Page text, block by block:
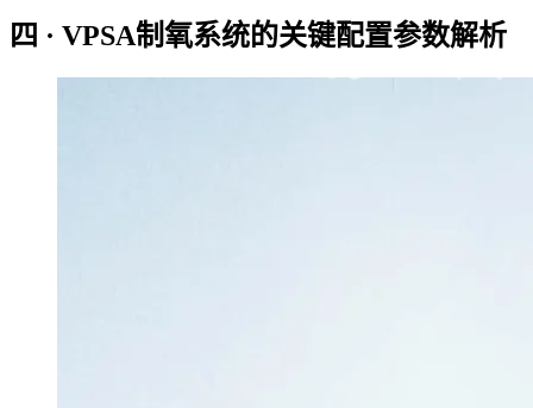
四 · VPSA制氧系统的关键配置参数解析